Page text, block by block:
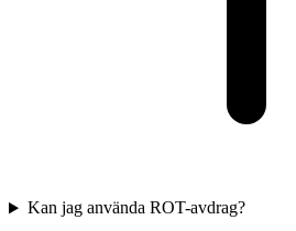
Kan jag använda ROT-avdrag?